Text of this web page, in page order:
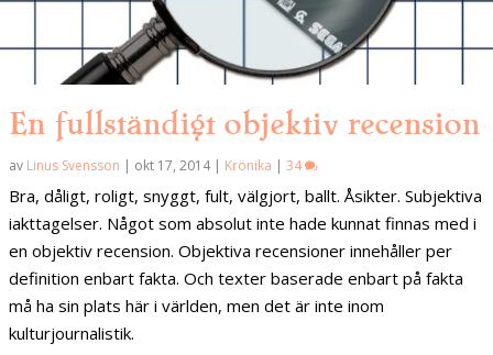
En fullständigt objektiv recension
av Linus Svensson | okt 17, 2014| Krönika | 34
Bra, dåligt, roligt, snyggt, fult, välgjort, ballt. Åsikter. Subjektiva
iakttagelser. Något som absolut inte hade kunnat finnas med i
en objektiv recension. Objektiva recensioner innehåller per
definition enbart fakta. Och texter baserade enbart på fakta
må ha sin plats här i världen, men det är inte inom
kulturjournalistik.